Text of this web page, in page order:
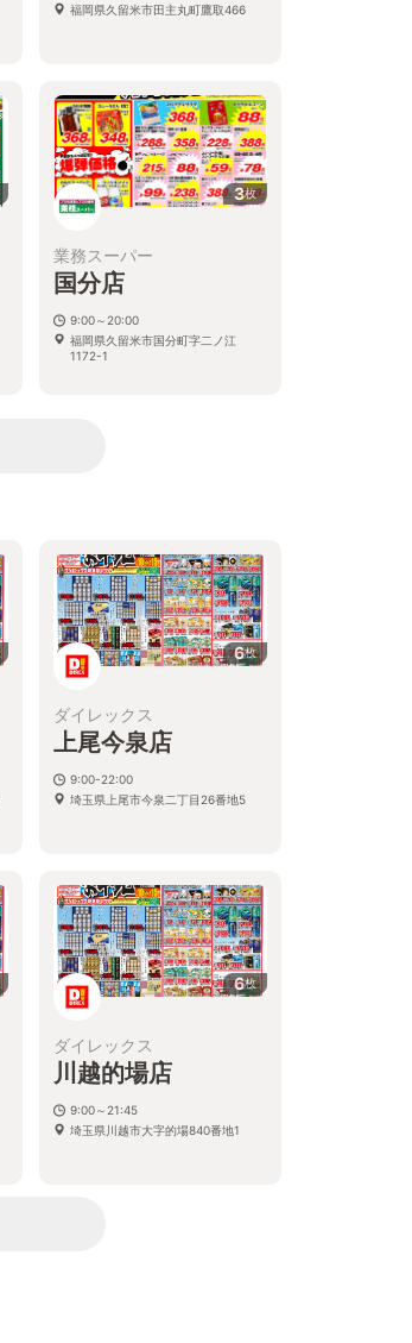
福岡県久留米市田主丸町鷹取466
3枚
業務スーパー
国分店
9:00～20:00
福岡県久留米市国分町字二ノ江
1172-1
6枚
ダイレックス
上尾今泉店
9:00-22:00
埼玉県上尾市今泉二丁目26番地5
6枚
ダイレックス
川越的場店
9:00～21:45
埼玉県川越市大字的場840番地1